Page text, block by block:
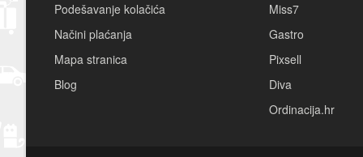
Podešavanje kolačića
Načini plaćanja
Mapa stranica
Blog
Miss7
Gastro
Pixsell
Diva
Ordinacija.hr